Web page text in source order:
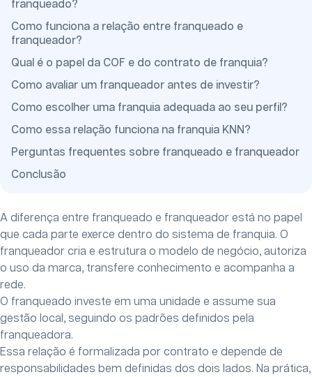
franqueado?
Como funciona a relação entre franqueado e
franqueador?
Qual é o papel da COF e do contrato de franquia?
Como avaliar um franqueador antes de investir?
Como escolher uma franquia adequada ao seu perfil?
Como essa relação funciona na franquia KNN?
Perguntas frequentes sobre franqueado e franqueador
Conclusão
A diferença entre franqueado e franqueador está no papel
que cada parte exerce dentro do sistema de franquia. O
franqueador cria e estrutura o modelo de negócio, autoriza
o uso da marca, transfere conhecimento e acompanha a
rede.
O franqueado investe em uma unidade e assume sua
gestão local, seguindo os padrões definidos pela
franqueadora.
Essa relação é formalizada por contrato e depende de
responsabilidades bem definidas dos dois lados. Na prática,